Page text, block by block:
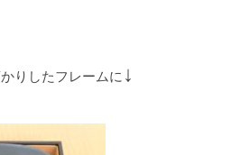
りしたフレームに ↓